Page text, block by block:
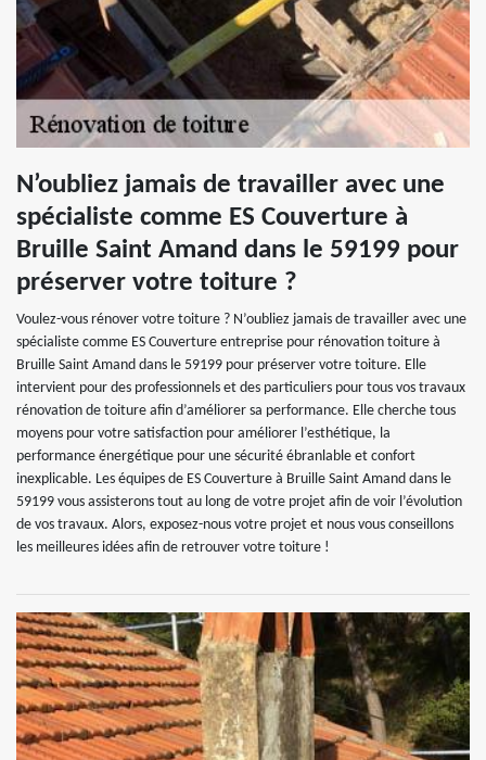
N’oubliez jamais de travailler avec une
spécialiste comme ES Couverture à
Bruille Saint Amand dans le 59199 pour
préserver votre toiture ?
Voulez-vous rénover votre toiture ? N’oubliez jamais de travailler avec une
spécialiste comme ES Couverture entreprise pour rénovation toiture à
Bruille Saint Amand dans le 59199 pour préserver votre toiture. Elle
intervient pour des professionnels et des particuliers pour tous vos travaux
rénovation de toiture afin d’améliorer sa performance. Elle cherche tous
moyens pour votre satisfaction pour améliorer l’esthétique, la
performance énergétique pour une sécurité ébranlable et confort
inexplicable. Les équipes de ES Couverture à Bruille Saint Amand dans le
59199 vous assisterons tout au long de votre projet afin de voir l’évolution
de vos travaux. Alors, exposez-nous votre projet et nous vous conseillons
les meilleures idées afin de retrouver votre toiture !